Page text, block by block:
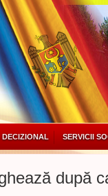
DECIZIONAL SERVICII
după